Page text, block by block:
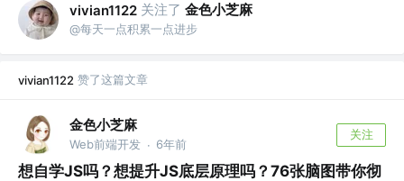
vivian1122 关注了 金色小芝麻
@每天一点积累一点进步
vivian1122 赞了这篇文章
金色小芝麻
Web前端开发 · 6年前
关注
想自学JS吗？想提升JS底层原理吗？76张脑图带你彻